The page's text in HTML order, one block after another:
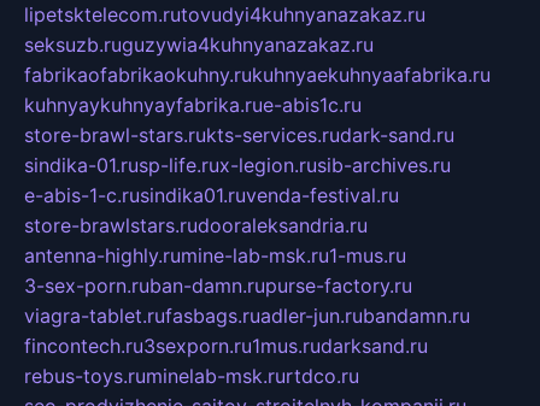
lipetsktelecom.rutovudyi4kuhnyanazakaz.ru
seksuzb.ruguzywia4kuhnyanazakaz.ru
fabrikaofabrikaokuhny.rukuhnyaekuhnyaafabrika.ru
kuhnyaykuhnyayfabrika.rue-abis1c.ru
store-brawl-stars.rukts-services.rudark-sand.ru
sindika-01.rusp-life.rux-legion.rusib-archives.ru
e-abis-1-c.rusindika01.ruvenda-festival.ru
store-brawlstars.rudooraleksandria.ru
antenna-highly.rumine-lab-msk.ru1-mus.ru
3-sex-porn.ruban-damn.rupurse-factory.ru
viagra-tablet.rufasbags.ruadler-jun.rubandamn.ru
fincontech.ru3sexporn.ru1mus.rudarksand.ru
rebus-toys.ruminelab-msk.rurtdco.ru